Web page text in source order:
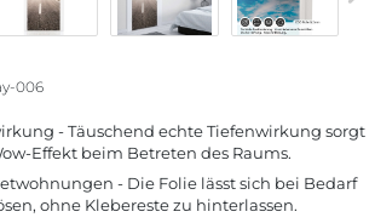
006
- Täuschend echte Tiefenwirkung sorgt
Effekt beim Betreten des Raums.
- Die Folie lässt sich bei Bedarf
ohne Klebereste zu hinterlassen.